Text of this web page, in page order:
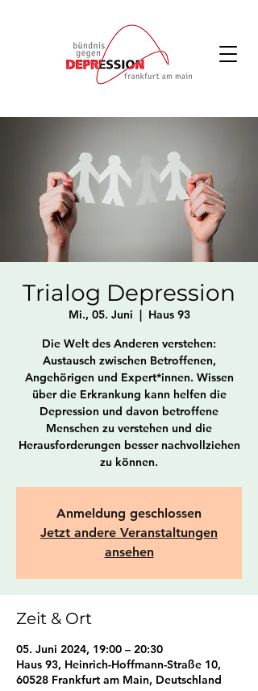
Trialog Depression
Mi., 05. Juni
  |
Haus 93
Die Welt des Anderen verstehen:
Austausch zwischen Betroffenen,
Angehörigen und Expert*innen. Wissen
über die Erkrankung kann helfen die
Depression und davon betroffene
Menschen zu verstehen und die
Herausforderungen besser nachvollziehen
zu können.
Anmeldung geschlossen
Jetzt andere Veranstaltungen
ansehen
Zeit & Ort
05. Juni 2024, 19:00 – 20:30
Haus 93, Heinrich-Hoffmann-Straße 10,
60528 Frankfurt am Main, Deutschland